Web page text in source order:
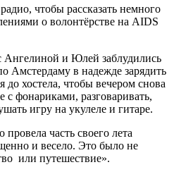
чтобы рассказать немного
о волонтёрстве на AIDS
Ангелиной и Юлей заблудились
Амстердаму в надежде зарядить
до хостела, чтобы вечером снова
фонариками, разговаривать,
игру на укулеле и гитаре.
часть своего лета
и весело. Это было не
или путешествие».